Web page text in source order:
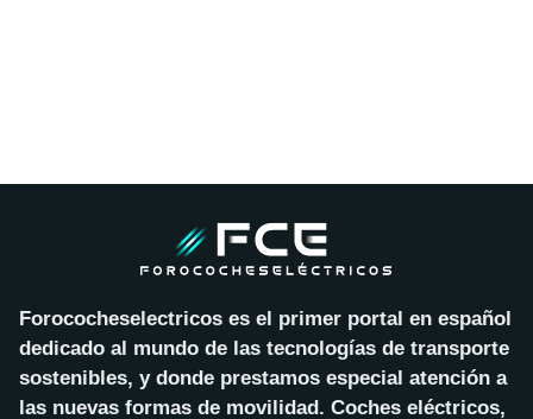
Forococheselectricos es el primer portal en español
dedicado al mundo de las tecnologías de transporte
sostenibles, y donde prestamos especial atención a
las nuevas formas de movilidad. Coches eléctricos,